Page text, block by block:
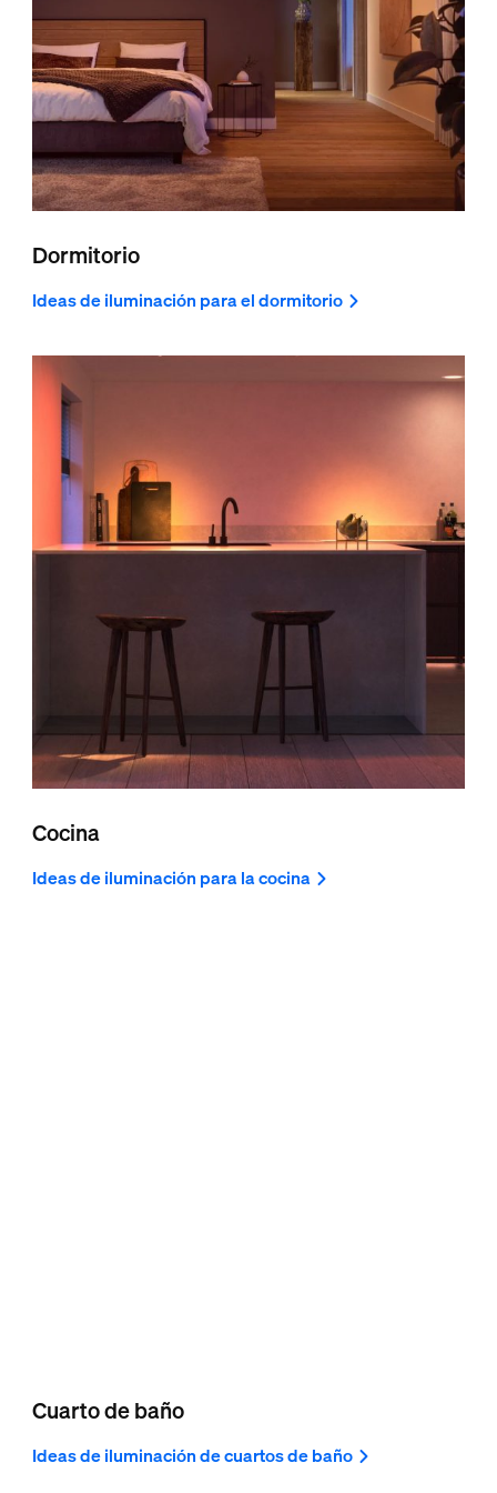
Dormitorio
Ideas de iluminación para el dormitorio
Cocina
Ideas de iluminación para la cocina
Cuarto de baño
Ideas de iluminación de cuartos de baño